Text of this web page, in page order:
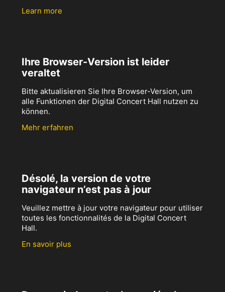
Learn more
Ihre Browser-Version ist leider
veraltet
Bitte aktualisieren Sie Ihre Browser-Version, um
alle Funktionen der Digital Concert Hall nutzen zu
können.
Mehr erfahren
Désolé, la version de votre
navigateur n’est pas à jour
Veuillez mettre à jour votre navigateur pour utiliser
toutes les fonctionnalités de la Digital Concert
Hall.
En savoir plus